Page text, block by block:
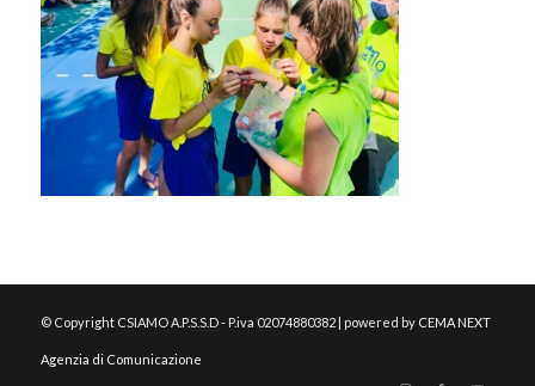
© Copyright CSIAMO A.P.S.S.D - P.iva 02074880382 | powered by CEMA NEXT
Agenzia di Comunicazione